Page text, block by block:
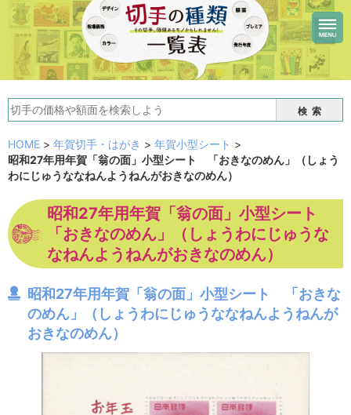
検索
HOME > 年賀切手・はがき > 年賀小型シート >
昭和27年用年賀「翁の面」小型シート 「おきなのめん」（しょう
わにじゅうななねんようねんがおきなのめん）
昭和27年用年賀「翁の面」小型シート
「おきなのめん」（しょうわにじゅうな
なねんようねんがおきなのめん）
昭和27年用年賀「翁の面」小型シート 「おきな
のめん」（しょうわにじゅうななねんようねんが
おきなのめん）